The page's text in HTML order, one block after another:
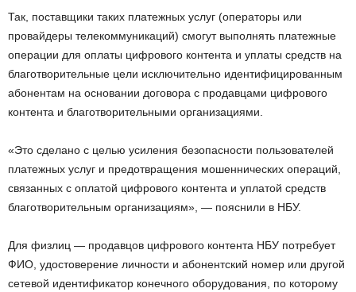
Так, поставщики таких платежных услуг (операторы или
провайдеры телекоммуникаций) смогут выполнять платежные
операции для оплаты цифрового контента и уплаты средств на
благотворительные цели исключительно идентифицированным
абонентам на основании договора с продавцами цифрового
контента и благотворительными организациями.
«Это сделано с целью усиления безопасности пользователей
платежных услуг и предотвращения мошеннических операций,
связанных с оплатой цифрового контента и уплатой средств
благотворительным организациям», — пояснили в НБУ.
Для физлиц — продавцов цифрового контента НБУ потребует
ФИО, удостоверение личности и абонентский номер или другой
сетевой идентификатор конечного оборудования, по которому